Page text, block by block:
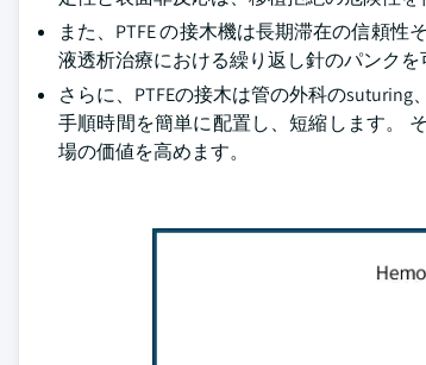
また、PTFE の接木機は長期滞在の信頼
液透析治療における繰り返し針のパンクを
さらに、PTFEの接木は管の外科の
手順時間を簡単に配置し、短縮します。
場の価値を高めます。